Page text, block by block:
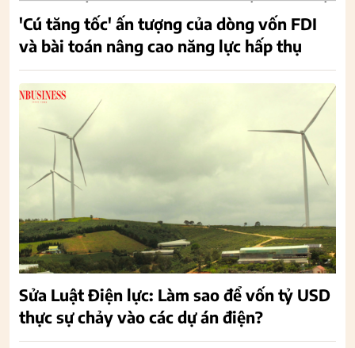
'Cú tăng tốc' ấn tượng của dòng vốn FDI
và bài toán nâng cao năng lực hấp thụ
Sửa Luật Điện lực: Làm sao để vốn tỷ USD
thực sự chảy vào các dự án điện?